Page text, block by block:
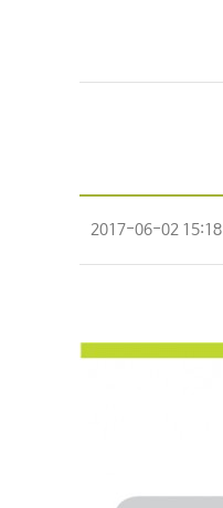
2017-06-02 15:18